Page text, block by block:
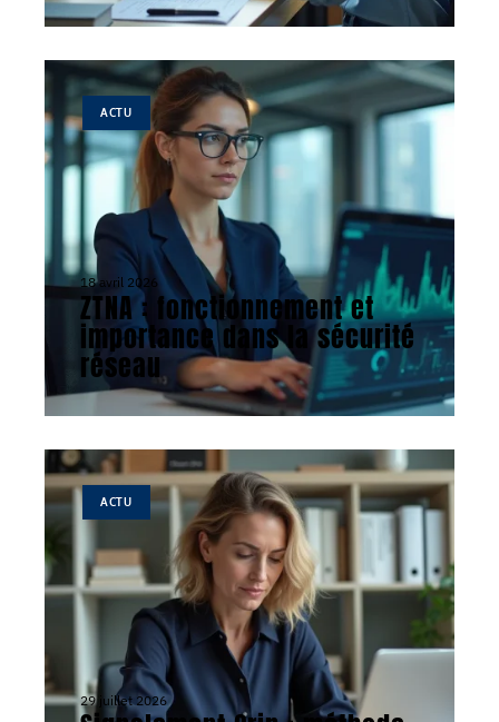
ACTU
18 avril 2026
ZTNA : fonctionnement et
importance dans la sécurité
réseau
ACTU
29 juillet 2026